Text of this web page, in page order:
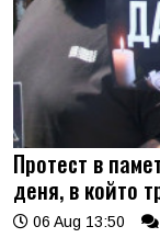
Протест в
деня, в който
06 Aug 13:50